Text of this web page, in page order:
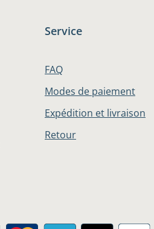
Service
FAQ
Modes de paiement
Expédition et livraison
Retour